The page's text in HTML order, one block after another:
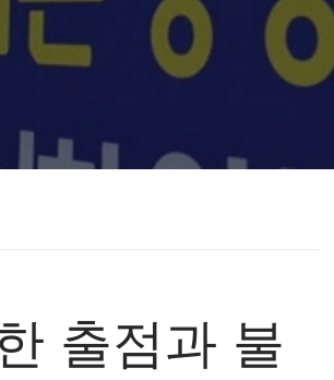
출점과 불